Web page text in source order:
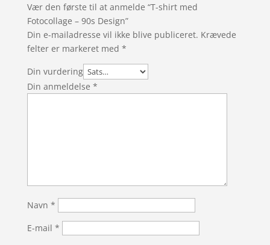
Vær den første til at anmelde “T-shirt med
Fotocollage – 90s Design”
Din e-mailadresse vil ikke blive publiceret. Krævede
felter er markeret med *
Din vurdering
Din anmeldelse *
Navn *
E-mail *